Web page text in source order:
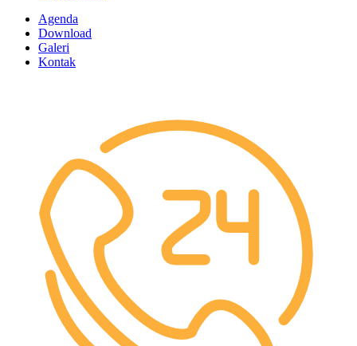
Agenda
Download
Galeri
Kontak